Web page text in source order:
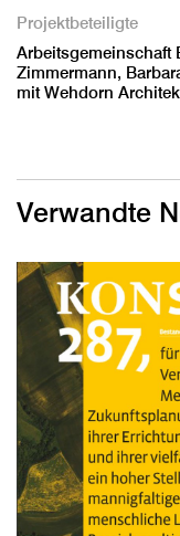
Projektbeteiligte
Arbeitsgemeinschaft
Zimmermann,
mit Wehdorn
Verwandte